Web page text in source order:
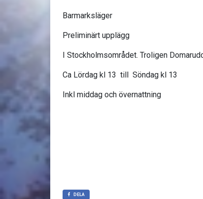
Barmarksläger
Preliminärt upplägg
I Stockholmsområdet. Troligen
Ca Lördag kl 13 till Söndag kl 13
Inkl middag och övernattning
DELA